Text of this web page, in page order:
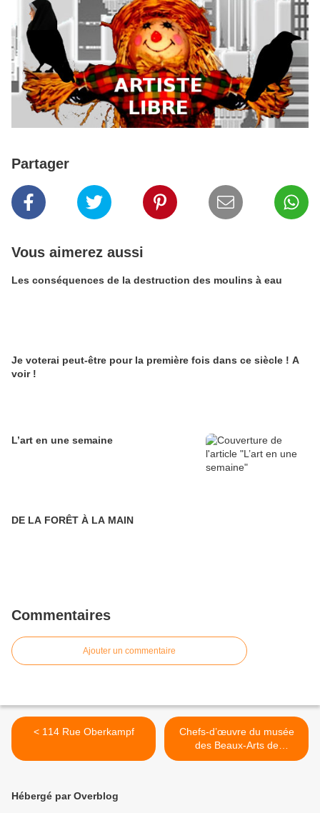
Partager
Vous aimerez aussi
Les conséquences de la destruction des moulins à eau
Je voterai peut-être pour la première fois dans ce siècle ! A
voir !
L’art en une semaine
DE LA FORÊT À LA MAIN
Commentaires
Ajouter un commentaire
< 114 Rue Oberkampf
Chefs-d’œuvre du musée
des Beaux-Arts de
Budapest >
Hébergé par Overblog